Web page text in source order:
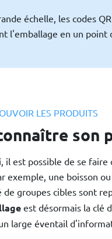
échelle, les codes
l'emballage en un point
LES PRODUITS
son
il est possible de se
exemple, une boisson
groupes cibles sont
est désormais la clé
large éventail